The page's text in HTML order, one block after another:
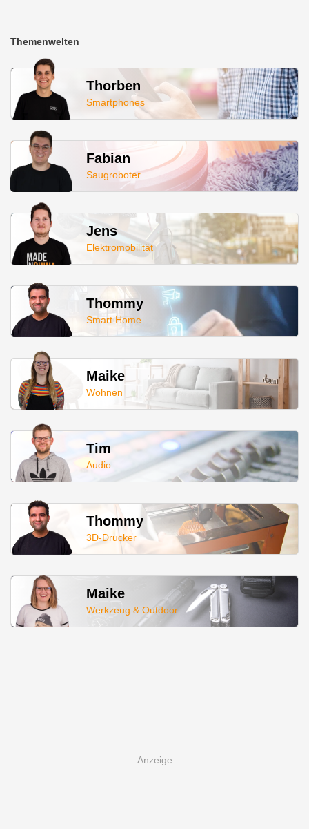
Themenwelten
Thorben
Smartphones
Fabian
Saugroboter
Jens
Elektromobilität
Thommy
Smart Home
Maike
Wohnen
Tim
Audio
Thommy
3D-Drucker
Maike
Werkzeug & Outdoor